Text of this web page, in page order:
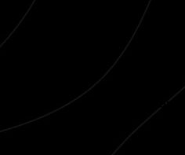
Errore: